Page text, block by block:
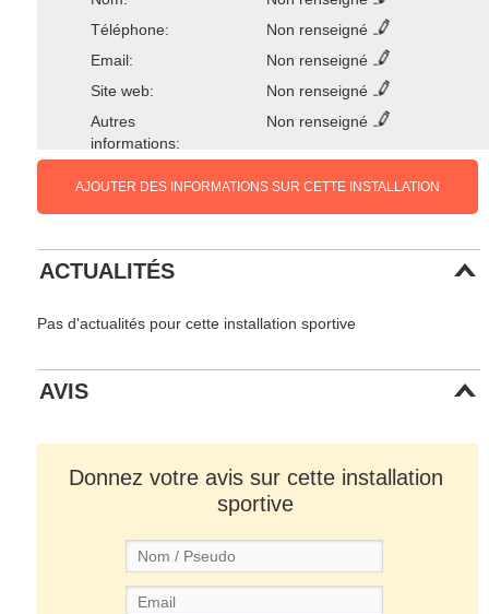
Téléphone:
Non renseigné
Email:
Non renseigné
Site web:
Non renseigné
Autres
informations:
Non renseigné
AJOUTER DES INFORMATIONS SUR CETTE INSTALLATION
ACTUALITÉS
Pas d'actualités pour cette installation sportive
AVIS
Donnez votre avis sur cette installation
sportive